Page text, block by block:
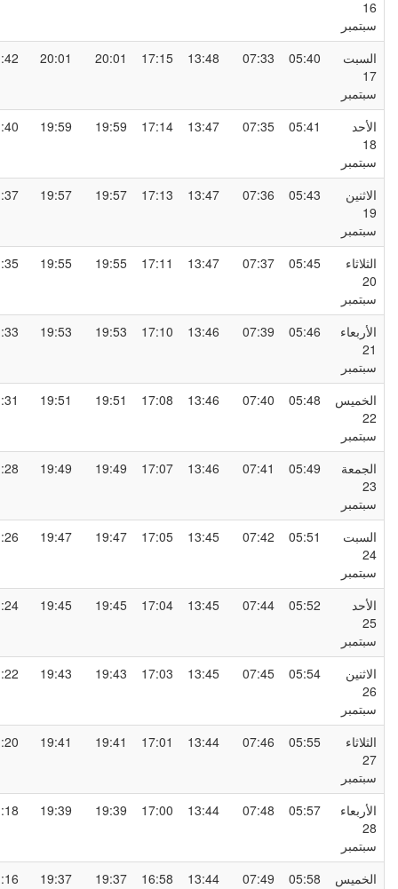
05:40
07:33
13:48
17:15
20:01
20:01
21:42
05:41
07:35
13:47
17:14
19:59
19:59
21:40
05:43
07:36
13:47
17:13
19:57
19:57
21:37
05:45
07:37
13:47
17:11
19:55
19:55
21:35
05:46
07:39
13:46
17:10
19:53
19:53
21:33
05:48
07:40
13:46
17:08
19:51
19:51
21:31
05:49
07:41
13:46
17:07
19:49
19:49
21:28
05:51
07:42
13:45
17:05
19:47
19:47
21:26
05:52
07:44
13:45
17:04
19:45
19:45
21:24
05:54
07:45
13:45
17:03
19:43
19:43
21:22
05:55
07:46
13:44
17:01
19:41
19:41
21:20
05:57
07:48
13:44
17:00
19:39
19:39
21:18
05:58
07:49
13:44
16:58
19:37
19:37
21:16